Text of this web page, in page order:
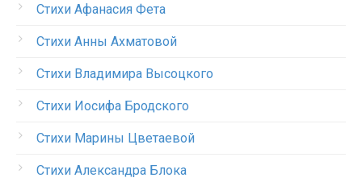
Стихи Афанасия Фета
Стихи Анны Ахматовой
Стихи Владимира Высоцкого
Стихи Иосифа Бродского
Стихи Марины Цветаевой
Стихи Александра Блока